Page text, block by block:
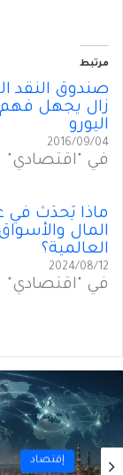
مرتبط
صندوق النقد
زال يجهل فهم
اليورو
2016/09/04
في "اقتصادي"
ماذا يَحدُثُ في
المال
العالمية؟
2024/08/12
في "اقتصادي"
أول